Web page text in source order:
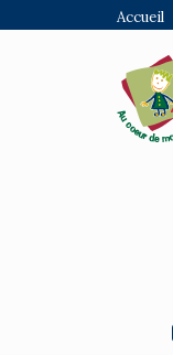
Accueil